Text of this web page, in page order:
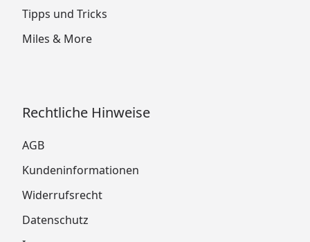
Tipps und Tricks
Miles & More
Rechtliche Hinweise
AGB
Kundeninformationen
Widerrufsrecht
Datenschutz